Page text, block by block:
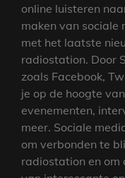
online luisteren
maken van sociale
met het laatste
radiostation. Door
zoals Facebook,
je op de hoogte
evenementen,
meer. Sociale
om verbonden te
radiostation en om